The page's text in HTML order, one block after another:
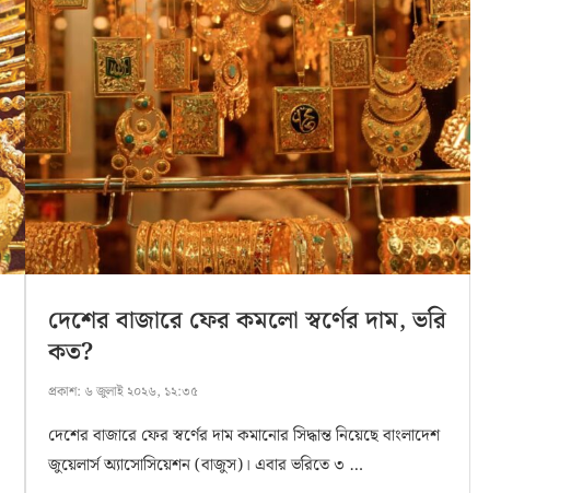
দেশের বাজারে ফের কমলো স্বর্ণের দাম, ভরি
কত?
প্রকাশ: ৬ জুলাই ২০২৬, ১২:৩৫
দেশের বাজারে ফের স্বর্ণের দাম কমানোর সিদ্ধান্ত নিয়েছে বাংলাদেশ
জুয়েলার্স অ্যাসোসিয়েশন (বাজুস)। এবার ভরিতে ৩ …